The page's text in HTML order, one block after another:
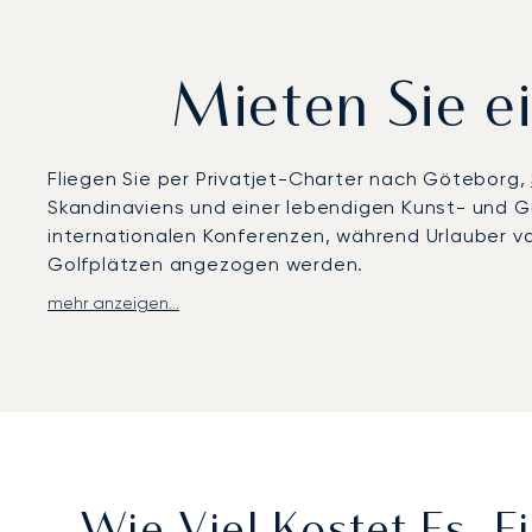
Mieten Sie
Fliegen Sie per Privatjet-Charter nach Göteborg,
Skandinaviens und einer lebendigen Kunst- und
internationalen Konferenzen, während Urlauber
Golfplätzen angezogen werden.
LunaJets arrangiert maßgeschneiderte Flüge
mehr anzeigen...